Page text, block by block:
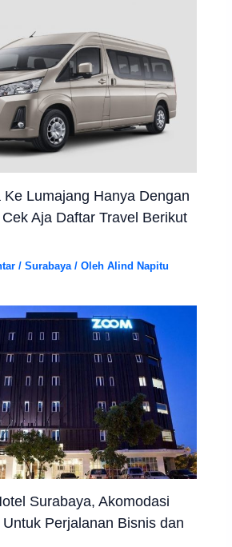
Ke Lumajang Hanya Dengan
Aja Daftar Travel Berikut
/Surabaya / OlehAlind Napitu
Surabaya, Akomodasi
Perjalanan Bisnis dan